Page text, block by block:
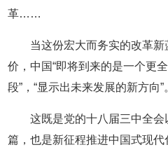
革……
当这份宏大而务实的改革
价，中国“即将到来的是一个更
段”，“显示出未来发展的新方向”
这既是党的十八届三中全
篇，也是新征程推进中国式现代